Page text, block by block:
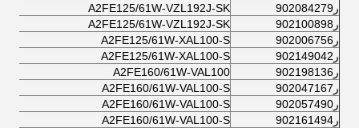
ر902084279
A2FE125/61W-VZL192J-SK
ر902100898
A2FE125/61W-VZL192J-SK
ر902006756
A2FE125/61W-XAL100-S
ر902149042
A2FE125/61W-XAL100-S
ر902198136
A2FE160/61W-VAL100
ر902047167
A2FE160/61W-VAL100-S
ر902057490
A2FE160/61W-VAL100-S
ر902161494
A2FE160/61W-VAL100-S